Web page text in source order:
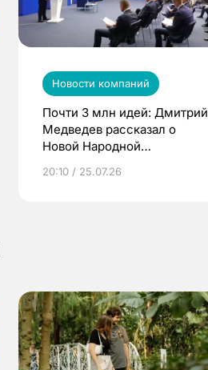
Новости компаний
Почти 3 млн идей: Дмитрий
Медведев рассказал о
Новой Народной
20:10 / 25.07.26